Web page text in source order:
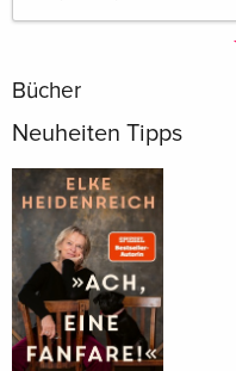
Bücher
Neuheiten Tipps